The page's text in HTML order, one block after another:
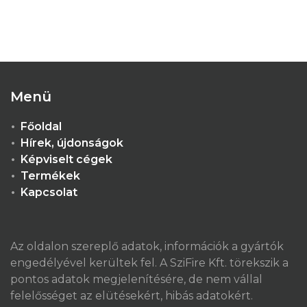
Menü
Főoldal
Hírek, újdonságok
Képviselt cégek
Termékek
Kapcsolat
Az oldalon szereplő adatok, információk a gyártók
engedélyével kerültek fel. A SziFire Kft. törekszik a
pontos adatok megjelenítésére, de nem vállal
felelősséget az elütésekért, hibás adatokért.